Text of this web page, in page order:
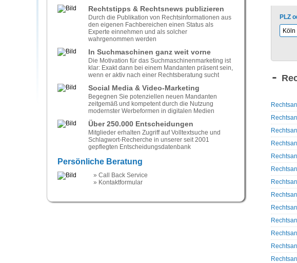
Rechtstipps & Rechtsnews publizieren
Durch die Publikation von Rechtsinformationen aus
den eigenen Fachbereichen einen Status als
Experte einnehmen und als solcher
wahrgenommen werden
In Suchmaschinen ganz weit vorne
Die Motivation für das Suchmaschinenmarketing ist
klar: Exakt dann bei einem Mandanten präsent sein,
wenn er aktiv nach einer Rechtsberatung sucht
Social Media & Video-Marketing
Begegnen Sie potenziellen neuen Mandanten
zeitgemäß und kompetent durch die Nutzung
modernster Werbeformen in digitalen Medien
Über 250.000 Entscheidungen
Mitglieder erhalten Zugriff auf Volltextsuche und
Schlagwort-Recherche in unserer seit 2001
gepflegten Entscheidungsdatenbank
Persönliche Beratung
» Call Back Service
» Kontaktformular
PLZ